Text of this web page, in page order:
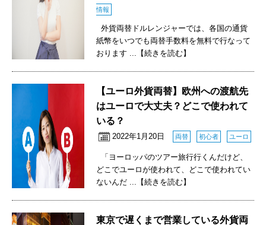
情報
外貨両替ドルレンジャーでは、各国の通貨
紙幣をいつでも両替手数料を無料で行なって
おります ...【続きを読む】
【ユーロ外貨両替】欧州への渡航先
はユーロで大丈夫？どこで使われて
いる？
2022年1月20日 両替 初心者 ユーロ
「ヨーロッパのツアー旅行行くんだけど、
どこでユーロが使われて、どこで使われてい
ないんだ ...【続きを読む】
東京で遅くまで営業している外貨両